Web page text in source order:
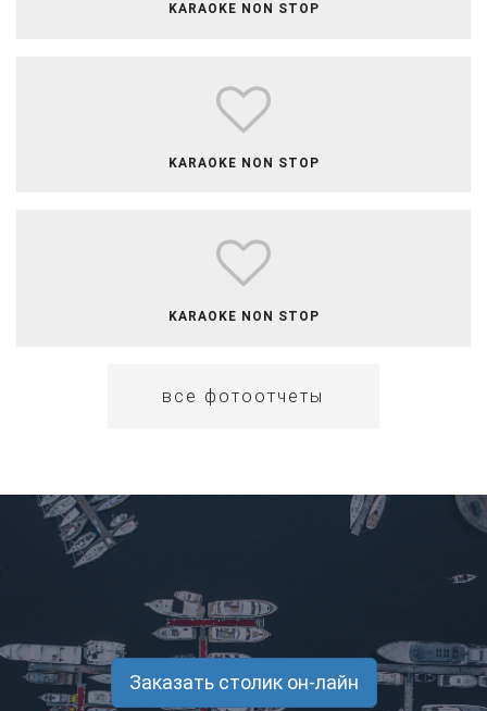
​​​​​​​​KARAOKE NON STOP
​​​​​​​​​KARAOKE NON STOP
​​KARAOKE NON STOP
все фотоотчеты
Заказать столик он-лайн